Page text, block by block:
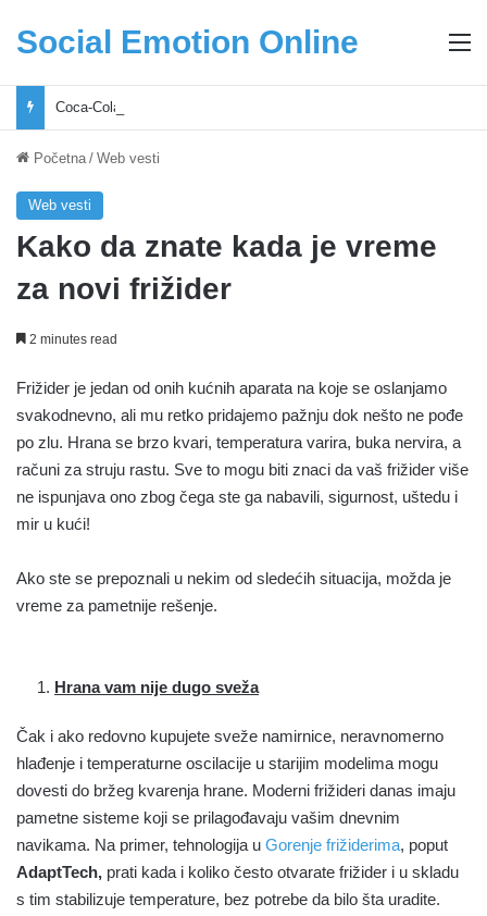
Social Emotion Online
Početna / Web vesti
Web vesti
Kako da znate kada je vreme
za novi frižider
2 minutes read
Frižider je jedan od onih kućnih aparata na koje se oslanjamo
svakodnevno, ali mu retko pridajemo pažnju dok nešto ne pođe
po zlu. Hrana se brzo kvari, temperatura varira, buka nervira, a
računi za struju rastu. Sve to mogu biti znaci da vaš frižider više
ne ispunjava ono zbog čega ste ga nabavili, sigurnost, uštedu i
mir u kući!
Ako ste se prepoznali u nekim od sledećih situacija, možda je
vreme za pametnije rešenje.
Hrana vam nije dugo sveža
Čak i ako redovno kupujete sveže namirnice, neravnomerno
hlađenje i temperaturne oscilacije u starijim modelima mogu
dovesti do bržeg kvarenja hrane. Moderni frižideri danas imaju
pametne sisteme koji se prilagođavaju vašim dnevnim
navikama. Na primer, tehnologija u Gorenje frižiderima, poput
AdaptTech, prati kada i koliko često otvarate frižider i u skladu
s tim stabilizuje temperature, bez potrebe da bilo šta uradite.